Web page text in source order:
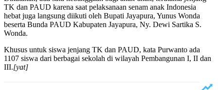
TK dan PAUD karena saat pelaksanaan senam anak Indonesia
hebat juga langsung diikuti oleh Bupati Jayapura, Yunus Wonda
beserta Bunda PAUD Kabupaten Jayapura, Ny. Dewi Sartika S.
Wonda.
Khusus untuk siswa jenjang TK dan PAUD, kata Purwanto ada
1107 siswa dari berbagai sekolah di wilayah Pembangunan I, II dan
III.[yat]